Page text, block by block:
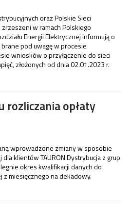
oraz Polskie Sieci
w ramach Polskiego
Energii Elektrycznej informują o
pod uwagę w procesie
wniosków o przyłączenie do sieci
złożonych od dnia 02.01.2023 r.
rozliczania opłaty
wprowadzone zmiany w sposobie
klientów TAURON Dystrybucja z grup
okres kwalifikacji danych do
z miesięcznego na dekadowy.